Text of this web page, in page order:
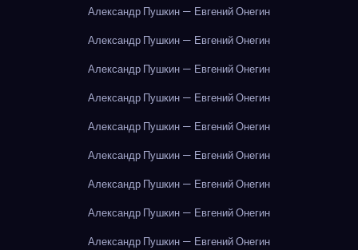
Александр Пушкин — Евгений Онегин
Александр Пушкин — Евгений Онегин
Александр Пушкин — Евгений Онегин
Александр Пушкин — Евгений Онегин
Александр Пушкин — Евгений Онегин
Александр Пушкин — Евгений Онегин
Александр Пушкин — Евгений Онегин
Александр Пушкин — Евгений Онегин
Александр Пушкин — Евгений Онегин